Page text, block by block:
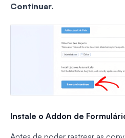
Continuar.
Instale o Addon de